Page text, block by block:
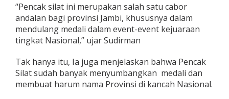
S
e
l
a
n
u
t
n
“Pencak silat ini merupakan salah satu cabor
andalan bagi provinsi Jambi, khususnya dalam
mendulang medali dalam event-event kejuaraan
tingkat Nasional,” ujar Sudirman
Tak hanya itu, Ia juga menjelaskan bahwa Pencak
Silat sudah banyak menyumbangkan medali dan
membuat harum nama Provinsi di kancah Nasional.